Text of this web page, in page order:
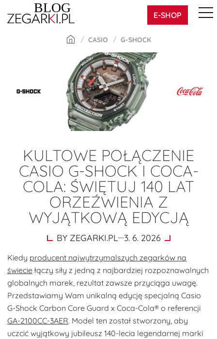
E-SHOP
CASIO G-SHOCK
KULTOWE POŁĄCZENIE
CASIO G-SHOCK I COCA-
COLA: ŚWIĘTUJ 140 LAT
ORZEŹWIENIA Z
WYJĄTKOWĄ EDYCJĄ
BY ZEGARKI.PL 3. 6. 2026
Kiedy producent najwytrzymalszych zegarków na
świecie łączy siły z jedną z najbardziej rozpoznawalnych
globalnych marek, rezultat zawsze przyciąga uwagę.
Przedstawiamy Wam unikalną edycję specjalną Casio
G-Shock Carbon Core Guard x Coca-Cola® o referencji
GA-2100CC-3AER. Model ten został stworzony, aby
uczcić wyjątkowy jubileusz 140-lecia legendarnej marki